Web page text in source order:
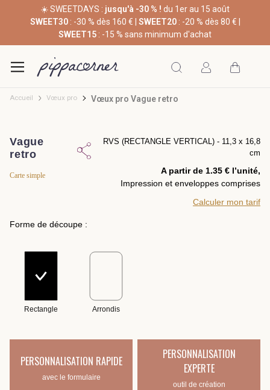
☀️ SWEETDAYS : jusqu'à -30 % ! du 1er au 15 août
SWEET30: -30 % dès 160 € | SWEET20: -20 % dès 80 € |
SWEET15 : -15 % sans minimum d'achat
Accueil Vœux pro Vœux pro Vague retro
Vague
retro
Carte simple
RVS (RECTANGLE VERTICAL) - 11,3 x 16,8
cm
A partir de 1.35 € l’unité,
Impression et enveloppes comprises
Calculer mon tarif
Forme de découpe :
Rectangle Arrondis
PERSONNALISATION RAPIDE
avec le formulaire
PERSONNALISATION
EXPERTE
outil de création